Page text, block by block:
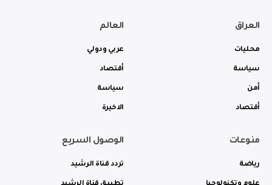
العراق
محليات
سياسة
أمن
أقتصاد
العالم
عربي ودولي
أقتصاد
سياسة
الاخيرة
منوعات
رياضة
الوصول السريع
تردد قناة الرشيد